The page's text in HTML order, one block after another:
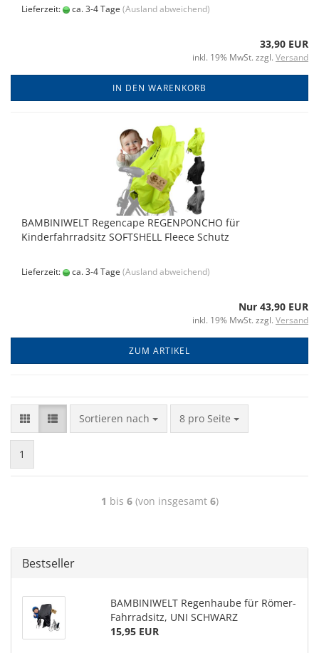
Lieferzeit: ca. 3-4 Tage (Ausland abweichend)
33,90 EUR
inkl. 19% MwSt. zzgl. Versand
IN DEN WARENKORB
BAMBINIWELT Regencape REGENPONCHO für
Kinderfahrradsitz SOFTSHELL Fleece Schutz
Lieferzeit: ca. 3-4 Tage (Ausland abweichend)
Nur 43,90 EUR
inkl. 19% MwSt. zzgl. Versand
ZUM ARTIKEL
Sortieren nach 8 pro Seite
1
1 bis 6(von insgesamt 6)
Bestseller
BAMBINIWELT Regenhaube für Römer-
Fahrradsitz, UNI SCHWARZ
15,95 EUR